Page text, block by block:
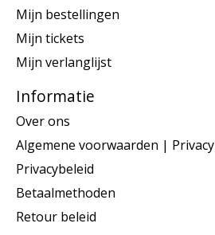
Mijn bestellingen
Mijn tickets
Mijn verlanglijst
Informatie
Over ons
Algemene voorwaarden | Privacy
Privacybeleid
Betaalmethoden
Retour beleid